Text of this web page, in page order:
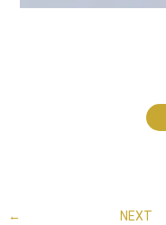
← NEXT